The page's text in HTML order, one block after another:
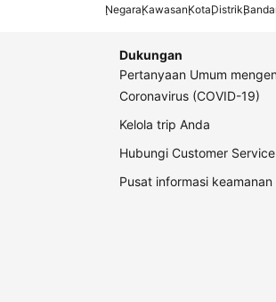
NegaraKawasanKotaDistrik
Dukungan
Pertanyaan Umum
Coronavirus (COVID-19)
Kelola trip Anda
Hubungi Customer Service
Pusat informasi keamanan